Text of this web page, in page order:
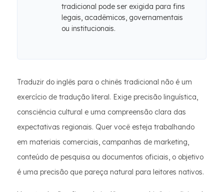
tradicional pode ser exigida para fins
legais, acadêmicos, governamentais
ou institucionais.
Traduzir do inglês para o chinês tradicional não é um
exercício de tradução literal. Exige precisão linguística,
consciência cultural e uma compreensão clara das
expectativas regionais. Quer você esteja trabalhando
em materiais comerciais, campanhas de marketing,
conteúdo de pesquisa ou documentos oficiais, o objetivo
é uma precisão que pareça natural para leitores nativos.